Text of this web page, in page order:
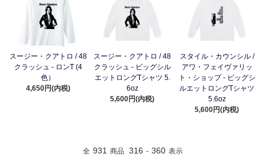
スージー・クアトロ / 48
クラッシュ - ロンT (4
色）
4,650円(内税)
スージー・クアトロ / 48
クラッシュ - ビッグシル
エットロングTシャツ 5.
6oz
5,600円(内税)
スタイル・カウンシル /
アワ・フェイヴァリッ
ト・ショップ - ビッグシ
ルエットロングTシャツ
5.6oz
5,600円(内税)
全 931 商品 316 - 360 表示